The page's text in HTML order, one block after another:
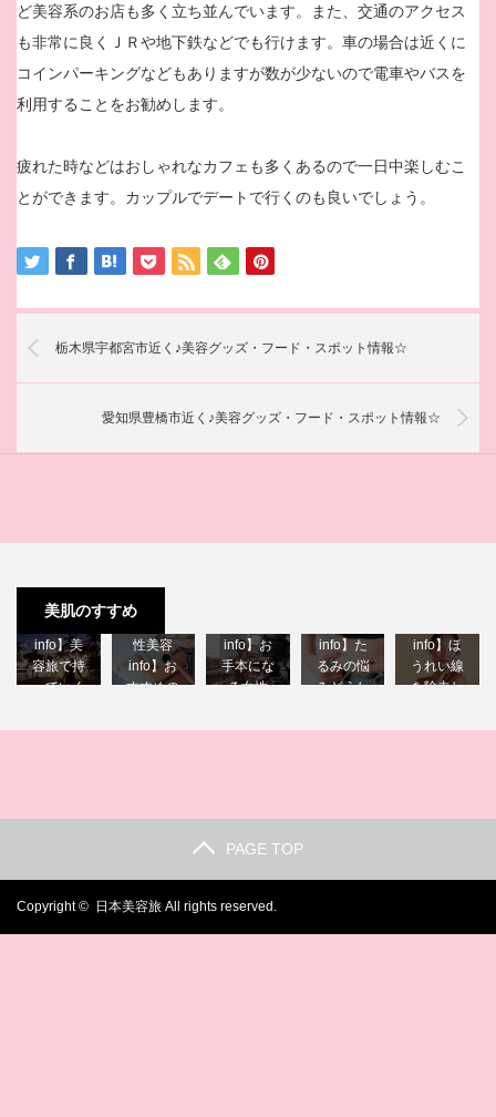
ど美容系のお店も多く立ち並んでいます。また、交通のアクセス
も非常に良くＪＲや地下鉄などでも行けます。車の場合は近くに
コインパーキングなどもありますが数が少ないので電車やバスを
利用することをお勧めします。
疲れた時などはおしゃれなカフェも多くあるので一日中楽しむこ
とができます。カップルでデートで行くのも良いでしょう。
栃木県宇都宮市近く♪美容グッズ・フード・スポット情報☆
愛知県豊橋市近く♪美容グッズ・フード・スポット情報☆
美肌のすすめ
【40代女
info】美
容旅で持
っていく
性美容
info】お
すすめの
info】お
手本にな
る女性
info】た
るみの悩
みどうし
info】ほ
うれい線
を除去し
PAGE TOP
Copyright © 日本美容旅 All rights reserved.